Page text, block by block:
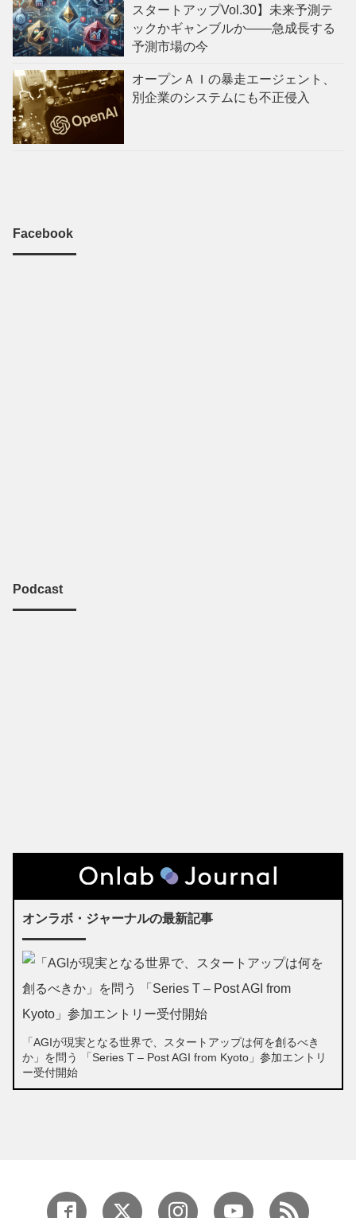
スタートアップVol.30】未来予測テ
ックかギャンブルか——急成長する
予測市場の今
オープンＡＩの暴走エージェント、
別企業のシステムにも不正侵入
Facebook
Podcast
オンラボ・ジャーナルの最新記事
「AGIが現実となる世界で、スタートアップは何を創るべき
か」を問う 「Series T – Post AGI from Kyoto」参加エントリ
ー受付開始